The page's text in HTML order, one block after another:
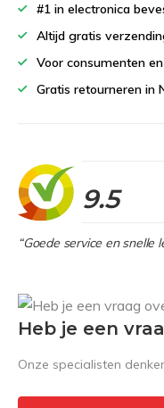
#1 in electronica
Altijd gratis
Voor consumenten
Gratis retourneren in
9.5
“Goede service en snelle
Heb je een
Onze specialisten